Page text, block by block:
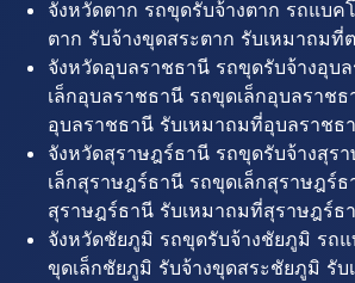
จังหวัดตาก รถขุดรับจ้างตาก รถแบค
ตาก รับจ้างขุดสระตาก รับเหมาถมที่
จังหวัดอุบลราชธานี รถขุดรับจ้างอุบ
เล็กอุบลราชธานี รถขุดเล็กอุบลราชธ
อุบลราชธานี รับเหมาถมที่อุบลราชธ
จังหวัดสุราษฎร์ธานี รถขุดรับจ้างสุร
เล็กสุราษฎร์ธานี รถขุดเล็กสุราษฎร์ธ
สุราษฎร์ธานี รับเหมาถมที่สุราษฎร์ธ
จังหวัดชัยภูมิ รถขุดรับจ้างชัยภูมิ รถ
ขุดเล็กชัยภูมิ รับจ้างขุดสระชัยภูมิ รั